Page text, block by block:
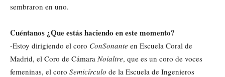
sembraron en uno.
Cuéntanos ¿Que estás haciendo en este momento?
-Estoy dirigiendo el coro ConSonante en Escuela Coral de
Madrid, el Coro de Cámara Noialtre, que es un coro de voces
femeninas, el coro Semicírculo de la Escuela de Ingenieros